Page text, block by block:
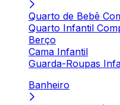
Quarto de Bebê
Quarto Infantil
Berço
Cama Infantil
Guarda-Roupas
Banheiro